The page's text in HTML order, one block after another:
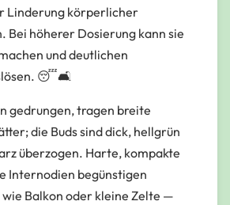
Linderung körperlicher
Bei höherer Dosierung kann sie
und deutlichen
😴🛋️
gedrungen, tragen breite
die Buds sind dick, hellgrün
überzogen. Harte, kompakte
Internodien begünstigen
Balkon oder kleine Zelte —